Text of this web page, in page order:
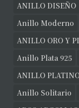
ANILLO DISEÑO
Anillo Moderno
ANILLO ORO Y
Anillo Plata 925
ANILLO
Anillo Solitario